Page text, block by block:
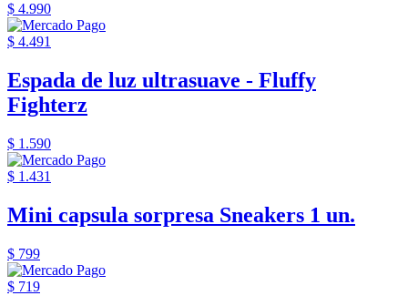
$ 4.990
$ 4.491
Espada de luz ultrasuave - Fluffy
Fighterz
$ 1.590
$ 1.431
Mini capsula sorpresa Sneakers 1 un.
$ 799
$ 719